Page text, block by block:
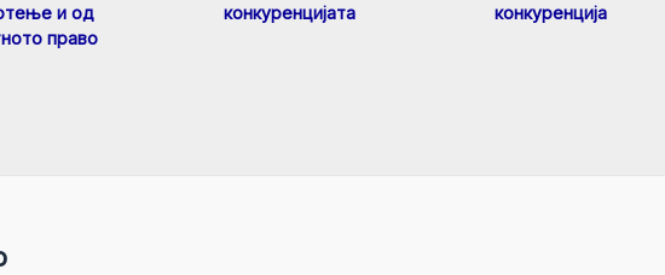
и од
право
конкуренцијата
конкуренција